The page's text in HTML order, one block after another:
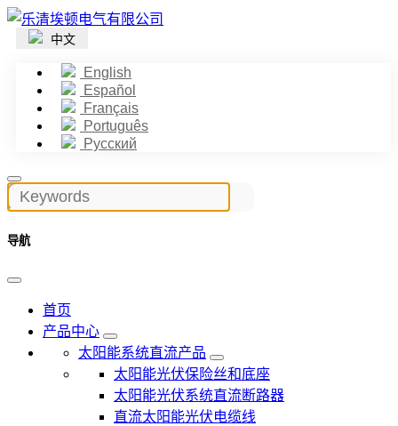
中文
English
Español
Français
Português
Русский
导航
首页
产品中心
太阳能系统直流产品
太阳能光伏保险丝和底座
太阳能光伏系统直流断路器
直流太阳能光伏电缆线